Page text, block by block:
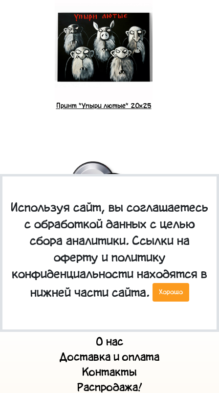
Принт "Упыри лютые" 20x25
Значок металлический "Упыри лютые"
Главная
О нас
Доставка и оплата
Контакты
Распродажа!
Используя сайт, вы соглашаетесь
с обработкой данных с целью
сбора аналитики. Ссылки на
оферту и политику
конфиденциальности находятся в
нижней части сайта.
Хорошо